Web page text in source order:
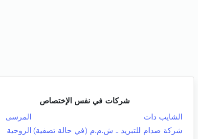
شركات في نفس الإختصاص
الشايب دات
المرسى
شركة صدام للتبريد ـ ش.م.م (في حالة تصفية) الروحية